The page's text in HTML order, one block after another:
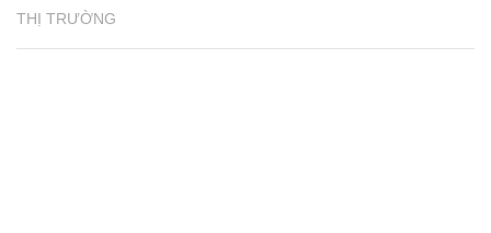
THỊ TRƯỜNG